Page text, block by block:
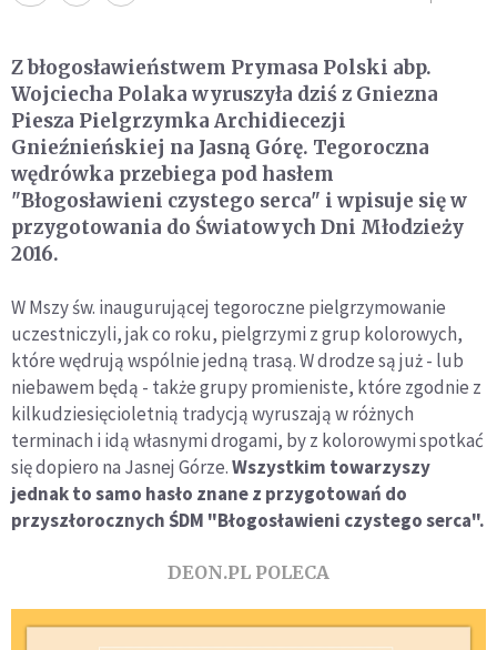
Z błogosławieństwem Prymasa Polski abp.
Wojciecha Polaka wyruszyła dziś z Gniezna
Piesza Pielgrzymka Archidiecezji
Gnieźnieńskiej na Jasną Górę. Tegoroczna
wędrówka przebiega pod hasłem
"Błogosławieni czystego serca" i wpisuje się w
przygotowania do Światowych Dni Młodzieży
2016.
W Mszy św. inaugurującej tegoroczne pielgrzymowanie
uczestniczyli, jak co roku, pielgrzymi z grup kolorowych,
które wędrują wspólnie jedną trasą. W drodze są już - lub
niebawem będą - także grupy promieniste, które zgodnie z
kilkudziesięcioletnią tradycją wyruszają w różnych
terminach i idą własnymi drogami, by z kolorowymi spotkać
się dopiero na Jasnej Górze.Wszystkim towarzyszy
jednak to samo hasło znane z przygotowań do
przyszłorocznych ŚDM "Błogosławieni czystego serca".
DEON.PL POLECA